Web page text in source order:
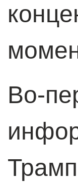
Во-